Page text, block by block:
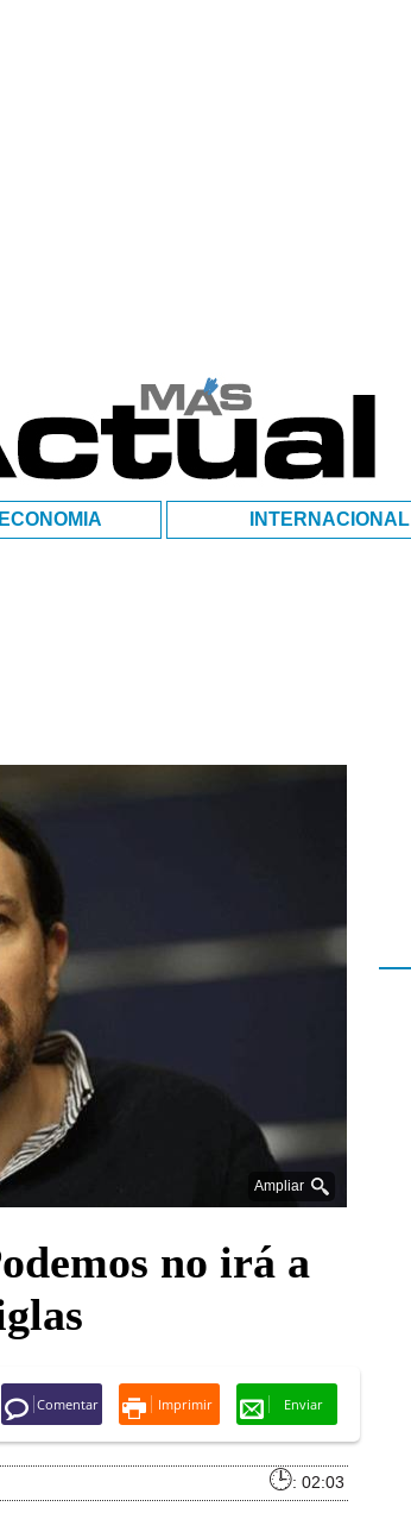
ECONOMIA INTERNACIONAL
Ampliar
no irá a
Comentar Imprimir Enviar
: 02:03